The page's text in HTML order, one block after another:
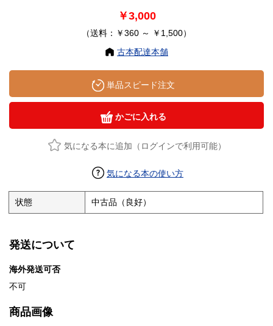
￥3,000
（送料：￥360 ～ ￥1,500）
古本配達本舗
単品スピード注文
かごに入れる
気になる本に追加（ログインで利用可能）
気になる本の使い方
状態 中古品（良好）
発送について
海外発送可否
不可
商品画像